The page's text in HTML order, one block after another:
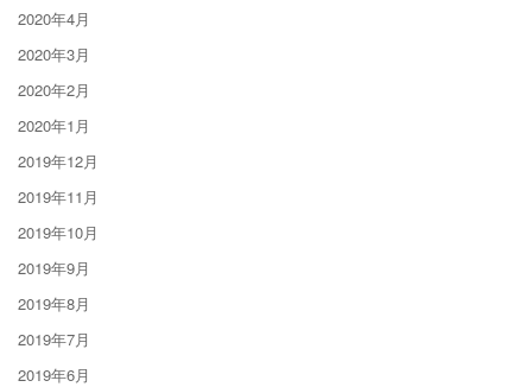
2020年4月
2020年3月
2020年2月
2020年1月
2019年12月
2019年11月
2019年10月
2019年9月
2019年8月
2019年7月
2019年6月